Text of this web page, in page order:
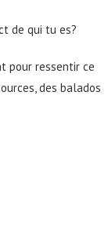
de qui tu es?
pour ressentir ce
des balados